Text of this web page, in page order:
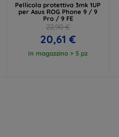
Pellicola protettiva 3mk 1UP
per Asus ROG Phone 9 / 9
Pro / 9 FE
22,90 €
20,61 €
In magazzino > 5 pz